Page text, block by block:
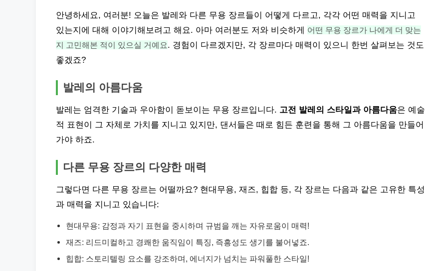
안녕하세요, 여러분! 오늘은 발레와 다른 무용 장르들이 어떻게 다르고, 각각 어떤 매력을 지니고
있는지에 대해 이야기해보려고 해요. 아마 여러분도 저와 비슷하게 어떤 무용 장르가 나에게 더 맞는
지 고민해본 적이 있으실 거예요. 경험이 다르겠지만, 각 장르마다 매력이 있으니 한번 살펴보는 것도
좋겠죠?
발레의 아름다움
발레는 엄격한 기술과 우아함이 돋보이는 무용 장르입니다. 고전 발레의 스타일과 아름다움은 예술
적 표현이 그 자체로 가치를 지니고 있지만, 댄서들은 때로 힘든 훈련을 통해 그 아름다움을 만들어
가야 하죠.
다른 무용 장르의 다양한 매력
그렇다면 다른 무용 장르는 어떨까요? 현대무용, 재즈, 힙합 등, 각 장르는 다음과 같은 고유한 특성
과 매력을 지니고 있습니다:
현대무용: 감정과 자기 표현을 중시하며 규범을 깨는 자유로움이 매력!
재즈: 리드미컬하고 경쾌한 움직임이 특징, 즉흥성도 생기를 불어넣죠.
힙합: 스토리텔링 요소를 강조하며, 에너지가 넘치는 파워풀한 스타일!